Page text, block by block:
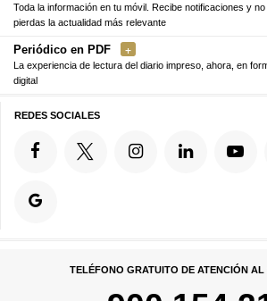
Toda la información en tu móvil. Recibe notificaciones y no
pierdas la actualidad más relevante
Periódico en PDF
La experiencia de lectura del diario impreso, ahora, en
digital
REDES SOCIALES
TELÉFONO GRATUITO DE ATENCIÓN AL